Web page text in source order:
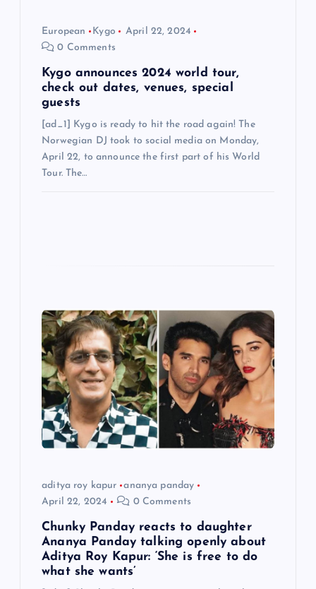
European Kygo
April 22, 2024
0 Comments
Kygo announces 2024 world tour,
check out dates, venues, special
guests
[ad_1] Kygo is ready to hit the road again! The
Norwegian DJ took to social media on Monday,
April 22, to announce the first part of his World
Tour. The…
aditya roy kapur
ananya panday
April 22, 2024
0 Comments
Chunky Panday reacts to daughter
Ananya Panday talking openly about
Aditya Roy Kapur: ‘She is free to do
what she wants’